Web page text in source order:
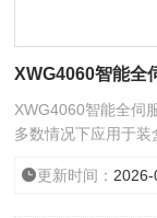
XWG4060智能全
XWG4060智能全伺
多数情况下应用于
需求结合与吸收优
的透明膜裹包机。
更新时间：